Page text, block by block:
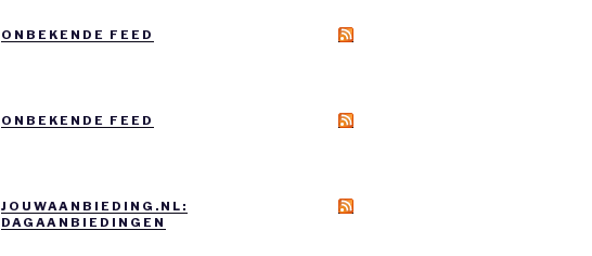
ONBEKENDE FEED
ONBEKENDE FEED
JOUWAANBIEDING.NL:
DAGAANBIEDINGEN